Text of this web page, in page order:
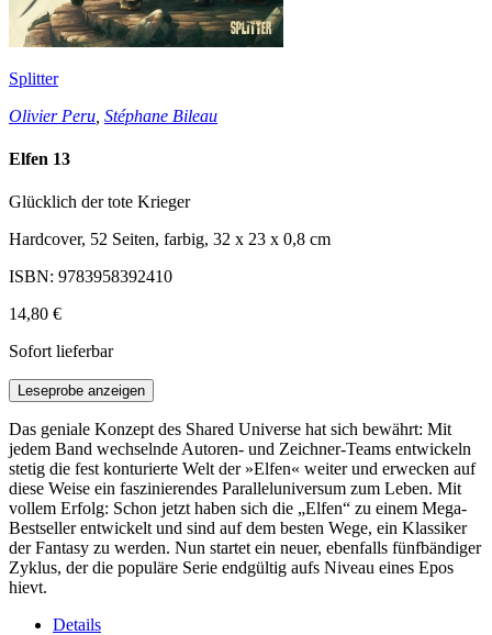
Splitter
Olivier Peru Stéphane Bileau
Elfen 13
Glücklich der tote Krieger
Hardcover, 52 Seiten, farbig, 32 x 23 x 0,8 cm
ISBN: 9783958392410
14,80 €
Sofort lieferbar
Leseprobe anzeigen
Das geniale Konzept des Shared Universe hat sich bewährt: Mit
jedem Band wechselnde Autoren- und Zeichner-Teams entwickeln
stetig die fest konturierte Welt der »Elfen« weiter und erwecken auf
diese Weise ein faszinierendes Paralleluniversum zum Leben. Mit
vollem Erfolg: Schon jetzt haben sich die „Elfen“ zu einem Mega-
Bestseller entwickelt und sind auf dem besten Wege, ein Klassiker
der Fantasy zu werden. Nun startet ein neuer, ebenfalls fünfbändiger
Zyklus, der die populäre Serie endgültig aufs Niveau eines Epos
hievt.
Details